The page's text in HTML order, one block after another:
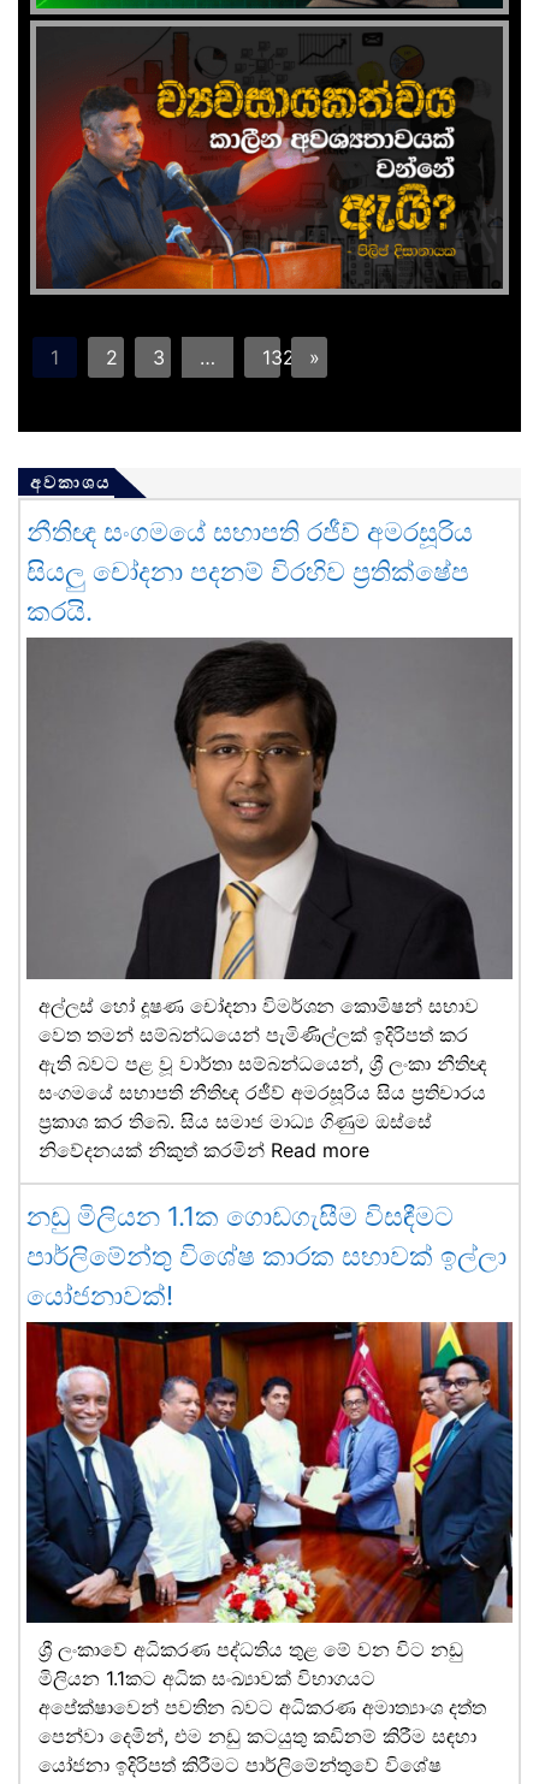
1 2 3 … 132 »
අවකාශය
නීතිඥ සංගමයේ සභාපති රජීව් අමරසූරිය
සියලු චෝදනා පදනම් විරහිව ප්‍රතික්ෂේප
කරයි.
අල්ලස් හෝ දූෂණ චෝදනා විමර්ශන කොමිෂන් සභාව
වෙත තමන් සම්බන්ධයෙන් පැමිණිල්ලක් ඉදිරිපත් කර
ඇති බවට පළ වූ වාර්තා සම්බන්ධයෙන්, ශ්‍රී ලංකා නීතිඥ
සංගමයේ සභාපති නීතිඥ රජීව් අමරසූරිය සිය ප්‍රතිචාරය
ප්‍රකාශ කර තිබේ. සිය සමාජ මාධ්‍ය ගිණුම ඔස්සේ
නිවේදනයක් නිකුත් කරමින් Read more
නඩු මිලියන 1.1ක ගොඩගැසීම විසඳීමට
පාර්ලිමේන්තු විශේෂ කාරක සභාවක් ඉල්ලා
යෝජනාවක්!
ශ්‍රී ලංකාවේ අධිකරණ පද්ධතිය තුළ මේ වන විට නඩු
මිලියන 1.1කට අධික සංඛ්‍යාවක් විභාගයට
අපේක්ෂාවෙන් පවතින බවට අධිකරණ අමාත්‍යාංශ දත්ත
පෙන්වා දෙමින්, එම නඩු කටයුතු කඩිනම් කිරීම සඳහා
යෝජනා ඉදිරිපත් කිරීමට පාර්ලිමේන්තුවේ විශේෂ